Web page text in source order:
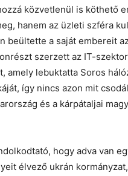
közvetlenül is köthető
hanem az üzleti szféra
beültette a saját embereit
szerzett az IT-
amely lebuktatta Soros
így nincs azon mit
és a kárpátaljai
hogy adva van
élvező ukrán